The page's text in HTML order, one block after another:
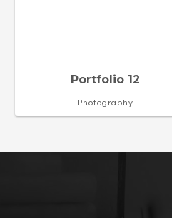
Portfolio 12
Photography